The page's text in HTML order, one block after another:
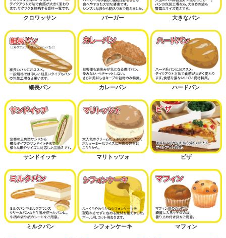
クロワッサン バーガー 大きなパン
細長パン カレーパン ハードパン
サンドイッチ マリトッツォ ピザ
ミルクパン シフォンケーキ マフィン